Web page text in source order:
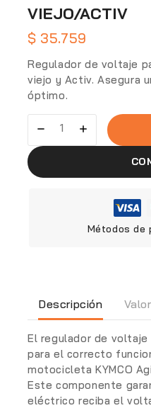
VIEJO/ACTIV
$ 35.759
Regulador de voltaje
viejo y Activ. Asegura
óptimo.
Métodos de
Descripción
El regulador de voltaje
para el correcto
motocicleta KYMCO
Este componente
eléctrico reciba el